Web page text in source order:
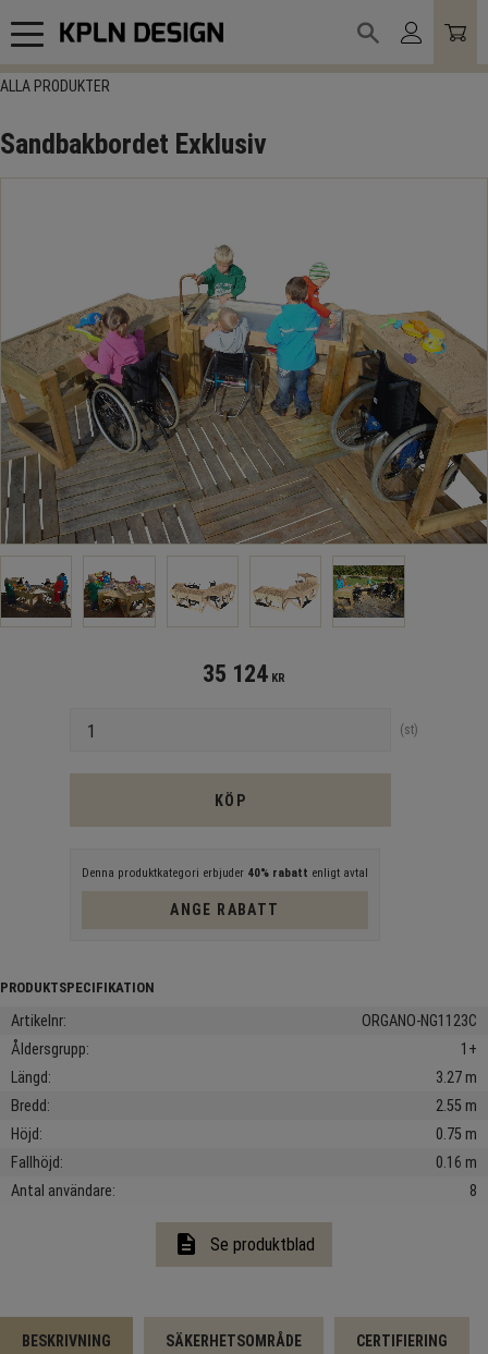
Meny
ALLA PRODUKTER
Sandbakbordet Exklusiv
35 124 KR
st
KÖP
Denna produktkategori erbjuder 40% rabatt enligt avtal
ANGE RABATT
Artikelnr
ORGANO-NG1123C
Åldersgrupp
1+
Längd
3.27 m
Bredd
2.55 m
Höjd
0.75 m
Fallhöjd
0.16 m
Antal användare
8
description Se produktblad
BESKRIVNING SÄKERHETSOMRÅDE CERTIFIERING